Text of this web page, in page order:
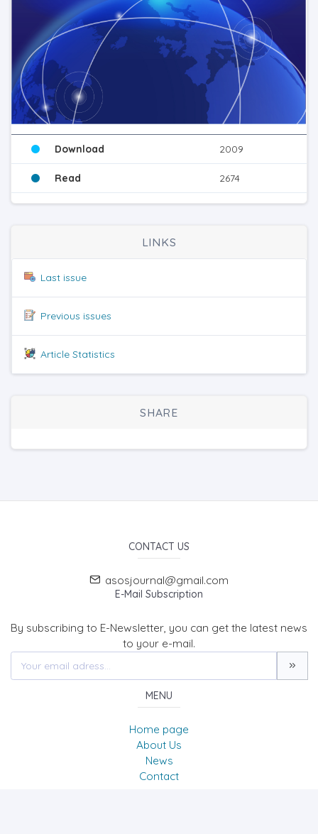
Download 2009
Read 2674
LINKS
Last issue
Previous issues
Article Statistics
SHARE
CONTACT US
asosjournal@gmail.com
E-Mail Subscription
By subscribing to E-Newsletter, you can get the latest news
to your e-mail.
MENU
Home page
About Us
News
Contact